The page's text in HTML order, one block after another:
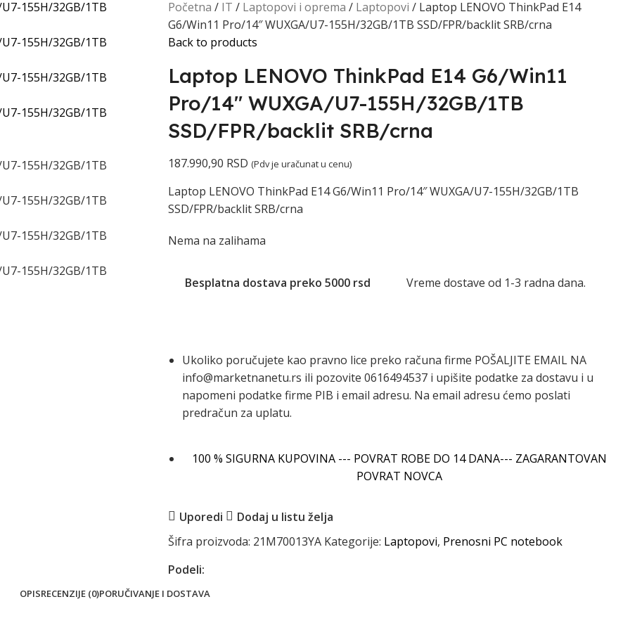
Početna IT Laptopovi i oprema Laptopovi
Laptop LENOVO ThinkPad E14
G6/Win11 Pro/14″ WUXGA/U7-155H/32GB/1TB SSD/FPR/backlit SRB/crna
Back to products
Laptop LENOVO ThinkPad E14 G6/Win11
Pro/14″ WUXGA/U7-155H/32GB/1TB
SSD/FPR/backlit SRB/crna
187.990,90 RSD (Pdv je uračunat u cenu)
Laptop LENOVO ThinkPad E14 G6/Win11 Pro/14″ WUXGA/U7-155H/32GB/1TB
SSD/FPR/backlit SRB/crna
Nema na zalihama
Besplatna dostava preko 5000 rsd Vreme dostave od 1-3 radna dana.
Ukoliko poručujete kao pravno lice preko računa firme POŠALJITE EMAIL NA
info@marketnanetu.rs ili pozovite 0616494537 i upišite podatke za dostavu i u
napomeni podatke firme PIB i email adresu. Na email adresu ćemo poslati
predračun za uplatu.
100 % SIGURNA KUPOVINA --- POVRAT ROBE DO 14 DANA--- ZAGARANTOVAN
POVRAT NOVCA
Uporedi
Dodaj u listu želja
Šifra proizvoda: 21M70013YA Kategorije: Laptopovi, Prenosni PC notebook
Podeli:
OPISRECENZIJE (0)PORUČIVANJE I DOSTAVA